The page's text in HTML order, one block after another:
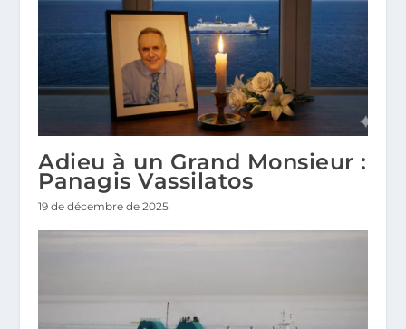
Adieu à un Grand Monsieur :
Panagis Vassilatos
19 de décembre de 2025